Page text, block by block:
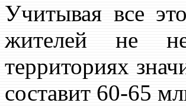
Учитывая все
жителей не
территориях
составит 60-65